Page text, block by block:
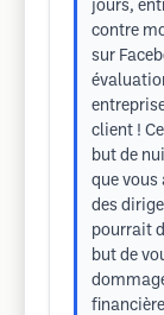
jours,
contre
sur
client !
but de
que vous
des
pourrait
but de